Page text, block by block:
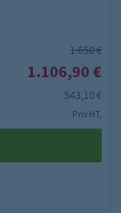
1.650 €
1.106,90 €
543,10 €
Prix HT,